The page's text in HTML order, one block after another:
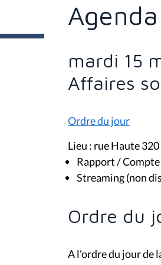
e
s
Agenda
mardi 15
Affaires
Ordre du jour
Lieu : rue Haute
Rapport /
Streaming (non
Ordre du
A l'ordre du jour de